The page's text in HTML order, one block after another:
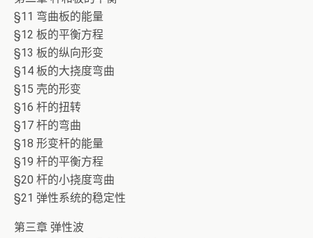
§11 弯曲板的能量
§12 板的平衡方程
§13 板的纵向形变
§14 板的大挠度弯曲
§15 壳的形变
§16 杆的扭转
§17 杆的弯曲
§18 形变杆的能量
§19 杆的平衡方程
§20 杆的小挠度弯曲
§21 弹性系统的稳定性
第三章 弹性波